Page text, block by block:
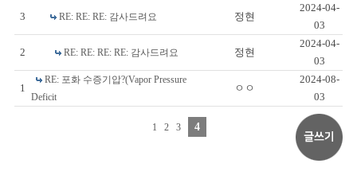
3 RE: RE: RE: 감사드려요 정현
2024-04-
03
2 RE: RE: RE: RE: 감사드려요 정현
2024-04-
03
1
RE: 포화 수증기압?(Vapor Pressure
Deficit
ㅇㅇ
2024-08-
03
1 2 3 4